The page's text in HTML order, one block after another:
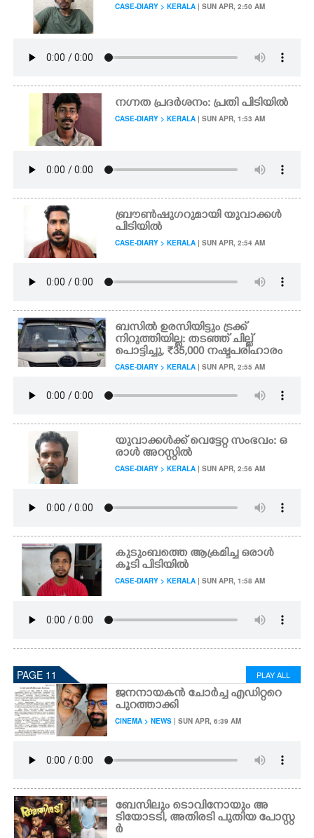
CASE-DIARY > KERALA | SUN APR, 2:50 AM
നഗ്നത പ്രദർശനം: പ്രതി പിടിയിൽ
CASE-DIARY > KERALA | SUN APR, 1:53 AM
ബ്രൗൺഷുഗറുമായി യുവാക്കൾ
പിടിയിൽ
CASE-DIARY > KERALA | SUN APR, 2:54 AM
ബസിൽ ഉരസിയിട്ടും ട്രക്ക്
നിറുത്തിയില്ല: തടഞ്ഞ് ചില്ല്
പൊട്ടിച്ചു,​ ₹35,000 നഷ്ടപരിഹാരം
CASE-DIARY > KERALA | SUN APR, 2:55 AM
യുവാക്കൾക്ക് വെട്ടേറ്റ സംഭവം: ഒ
രാൾ അറസ്റ്റിൽ
CASE-DIARY > KERALA | SUN APR, 2:56 AM
കുടുംബത്തെ ആക്രമിച്ച ഒരാൾ
കൂടി പിടിയിൽ
CASE-DIARY > KERALA | SUN APR, 1:58 AM
PAGE 11 PLAY ALL
ജനനായകൻ ചോർച്ച എഡിറ്ററെ
പുറത്താക്കി
CINEMA > NEWS | SUN APR, 6:39 AM
ബേസിലും ടൊവിനോയും അ
ടിയോടടി, അതിരടി പുതിയ പോസ്റ്റ
ർ